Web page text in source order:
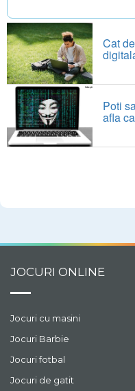
Cat
Poti
afla
JOCURI ONLINE
Jocuri cu masini
Jocuri Barbie
Jocuri fotbal
Jocuri de gatit